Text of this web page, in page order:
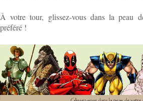
À votre tour, glissez-vous dans la peau
préféré !